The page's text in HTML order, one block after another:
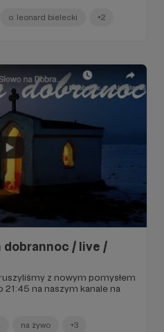
o. leonard bielecki +2
dobrannoc / live /
z nowym pomysłem
na naszym kanale na
na żywo +3